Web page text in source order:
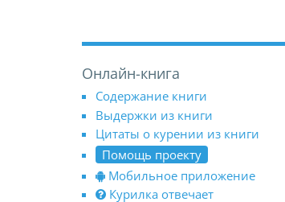
Онлайн-книга
Содержание книги
Выдержки из книги
Цитаты о курении из книги
Помощь проекту
Мобильное приложение
Курилка отвечает